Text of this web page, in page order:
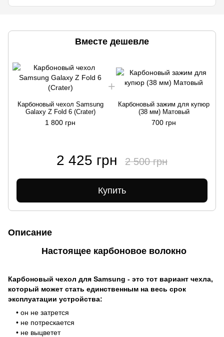
Вместе дешевле
Карбоновый чехол Samsung
Galaxy Z Fold 6 (Crater)
1 800 грн
Карбоновый зажим для купюр
(38 мм) Матовый
700 грн
2 425 грн 2 500 грн
Купить
Описание
Настоящее карбоновое волокно
Карбоновый чехол для Samsung - это тот вариант чехла,
который может стать единственным на весь срок
эксплуатации устройства:
• он не затрется
• не потрескается
• не выцветет